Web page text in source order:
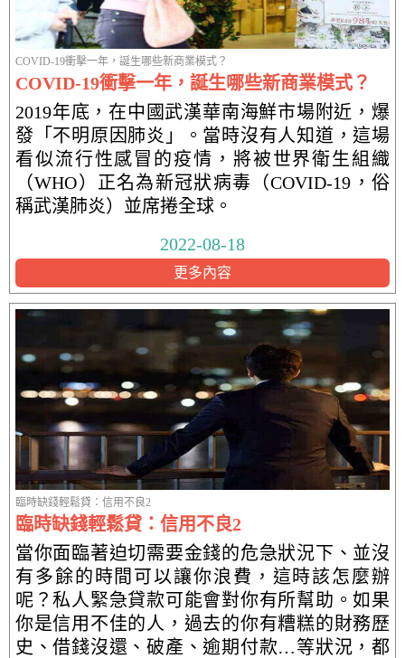
COVID-19衝擊一年，誕生哪些新商業模式？
COVID-19衝擊一年，誕生哪些新商業模式？
2019年底，在中國武漢華南海鮮市場附近，爆
發「不明原因肺炎」。當時沒有人知道，這場
看似流行性感冒的疫情，將被世界衛生組織
（WHO）正名為新冠狀病毒（COVID-19，俗
稱武漢肺炎）並席捲全球。
2022-08-18
更多內容
臨時缺錢輕鬆貸：信用不良2
臨時缺錢輕鬆貸：信用不良2
當你面臨著迫切需要金錢的危急狀況下、並沒
有多餘的時間可以讓你浪費，這時該怎麼辦
呢？私人緊急貸款可能會對你有所幫助。如果
你是信用不佳的人，過去的你有糟糕的財務歷
史、借錢沒還、破產、逾期付款…等狀況，都